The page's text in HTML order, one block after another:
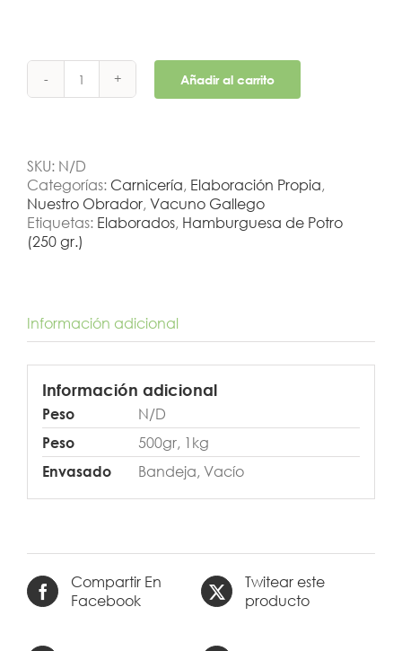
Burguer
(250/125g,)
cantidad
Añadir al carrito
SKU: N/D
Categorías: Carnicería, Elaboración Propia,
Nuestro Obrador, Vacuno Gallego
Etiquetas: Elaborados, Hamburguesa de Potro
(250 gr.)
Información adicional
Información adicional
Peso N/D
Peso 500gr, 1kg
Envasado Bandeja, Vacío
Compartir En
Facebook
Twitear este
producto